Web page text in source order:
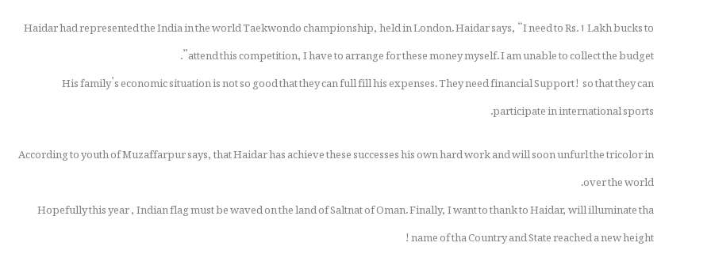
Haidar had represented the India in the world Taekwondo championship, held in London. Haidar says, “I need to Rs. 1 Lakh bucks to
attend this competition, I have to arrange for these money myself. I am unable to collect the budget”.
His family’s economic situation is not so good that they can full fill his expenses. They need financial Support! so that they can
participate in international sports.
According to youth of Muzaffarpur says, that Haidar has achieve these successes his own hard work and will soon unfurl the tricolor in
over the world.
Hopefully this year , Indian flag must be waved on the land of Saltnat of Oman. Finally, I want to thank to Haidar, will illuminate tha
name of tha Country and State reached a new height!